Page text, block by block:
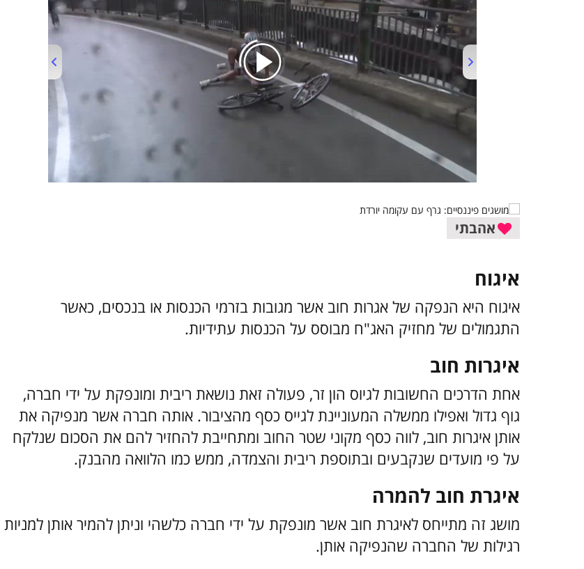
אהבתי
איגוח
איגוח היא הנפקה של אגרות חוב אשר מגובות בזרמי הכנסות או בנכסים, כאשר
התגמולים של מחזיק האג"ח מבוסס על הכנסות עתידיות.
איגרות חוב
אחת הדרכים החשובות לגיוס הון זר, פעולה זאת נושאת ריבית ומונפקת על ידי חברה,
גוף גדול ואפילו ממשלה המעוניינת לגייס כסף מהציבור. אותה חברה אשר מנפיקה את
אותן איגרות חוב, לווה כסף מקוני שטר החוב ומתחייבת להחזיר להם את הסכום שנלקח
על פי מועדים שנקבעים ובתוספת ריבית והצמדה, ממש כמו הלוואה מהבנק.
איגרת חוב להמרה
מושג זה מתייחס לאיגרת חוב אשר מונפקת על ידי חברה כלשהי וניתן להמיר אותן למניות
רגילות של החברה שהנפיקה אותן.